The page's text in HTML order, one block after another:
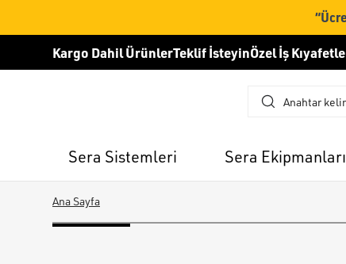
Kargo Dahil ÜrünlerTeklif İsteyinÖzel İş
Sera Sistemleri Sera Ekipmanları
Ana Sayfa